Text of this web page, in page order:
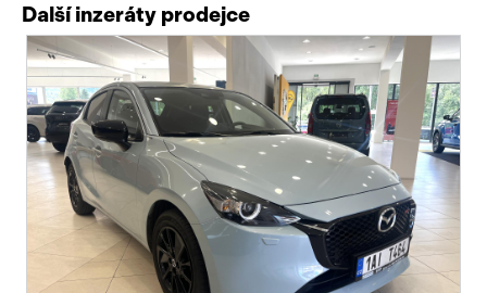
deaktivace airbagu spolujezdce
výsuvné opěrky hlav
hlídání jízdního pruhu
bezklíčové odemykání
vyhřívaný volant
senzor tlaku v pneumatikách
Další inzeráty prodejce